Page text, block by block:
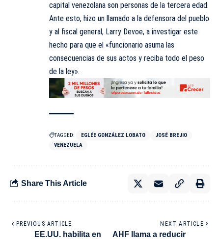
capital venezolana son personas de la tercera edad.
Ante esto, hizo un llamado a la defensora del pueblo
y al fiscal general, Larry Devoe, a investigar este
hecho para que el «funcionario asuma las
consecuencias de sus actos y reciba todo el peso
de la ley».
TAGGED: EGLÉE GONZÁLEZ LOBATO
JOSÉ BREJIO
VENEZUELA
Share This Article
PREVIOUS ARTICLE
EE.UU. habilita en
NEXT ARTICLE
AHF llama a reducir